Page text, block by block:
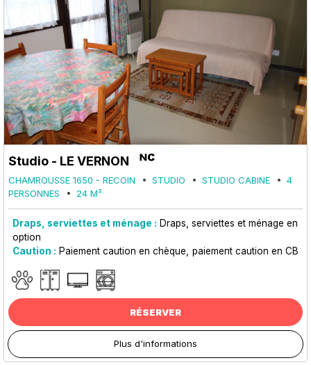
Studio - LE VERNON
CHAMROUSSE 1650 - RECOIN STUDIO STUDIO CABINE
4
PERSONNES
24 M²
Draps, serviettes et ménage : Draps, serviettes et ménage en
option
Caution : Paiement caution en chèque paiement caution en CB
RÉSERVER
Plus d'informations